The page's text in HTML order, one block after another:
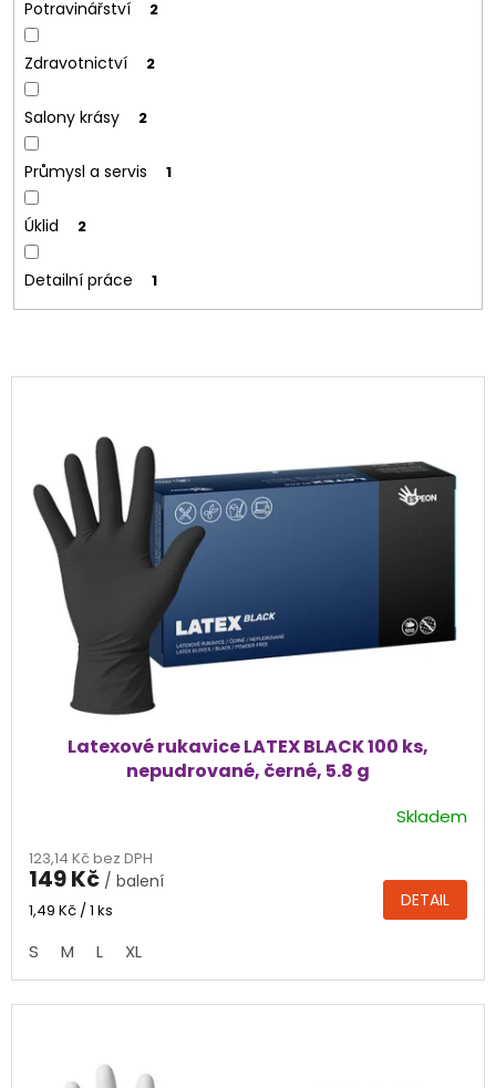
Potravinářství 2
Zdravotnictví 2
Salony krásy 2
Průmysl a servis 1
Úklid 2
Detailní práce 1
V
Latexové rukavice LATEX BLACK 100 ks,
nepudrované, černé, 5.8 g
produktu
je
4,9
5
hvězdiček.
Skladem
123,14 Kč bez DPH
149 Kč / balení
Měrná
1,49 Kč / 1 ks DETAIL
S M L XL